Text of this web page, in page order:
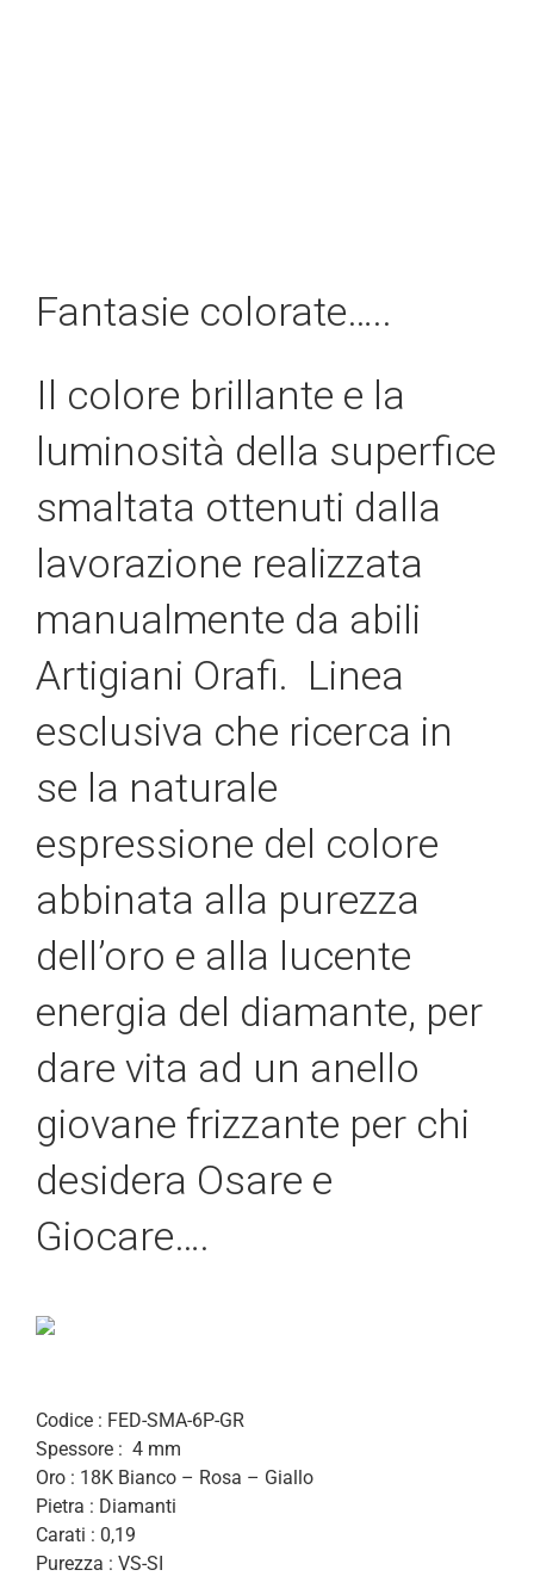
Fantasie colorate…..
Il colore brillante e la
luminosità della superfice
smaltata ottenuti dalla
lavorazione realizzata
manualmente da abili
Artigiani Orafi. Linea
esclusiva che ricerca in
se la naturale
espressione del colore
abbinata alla purezza
dell’oro e alla lucente
energia del diamante, per
dare vita ad un anello
giovane frizzante per chi
desidera Osare e
Giocare….
Codice : FED-SMA-6P-GR
Spessore : 4 mm
Oro : 18K Bianco – Rosa – Giallo
Pietra : Diamanti
Carati : 0,19
Purezza : VS-SI